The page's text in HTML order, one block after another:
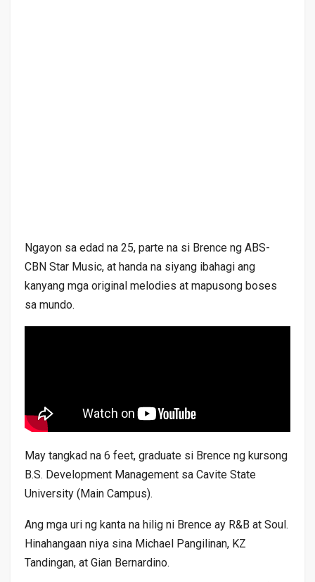
Ngayon sa edad na 25, parte na si Brence ng ABS-
CBN Star Music, at handa na siyang ibahagi ang
kanyang mga original melodies at mapusong boses
sa mundo.
May tangkad na 6 feet, graduate si Brence ng kursong
B.S. Development Management sa Cavite State
University (Main Campus).
Ang mga uri ng kanta na hilig ni Brence ay R&B at Soul.
Hinahangaan niya sina Michael Pangilinan, KZ
Tandingan, at Gian Bernardino.